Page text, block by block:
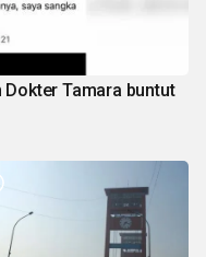
Tamara buntut